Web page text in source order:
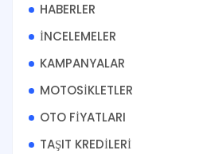
HABERLER
İNCELEMELER
KAMPANYALAR
MOTOSİKLETLER
OTO FİYATLARI
TAŞIT KREDİLERİ